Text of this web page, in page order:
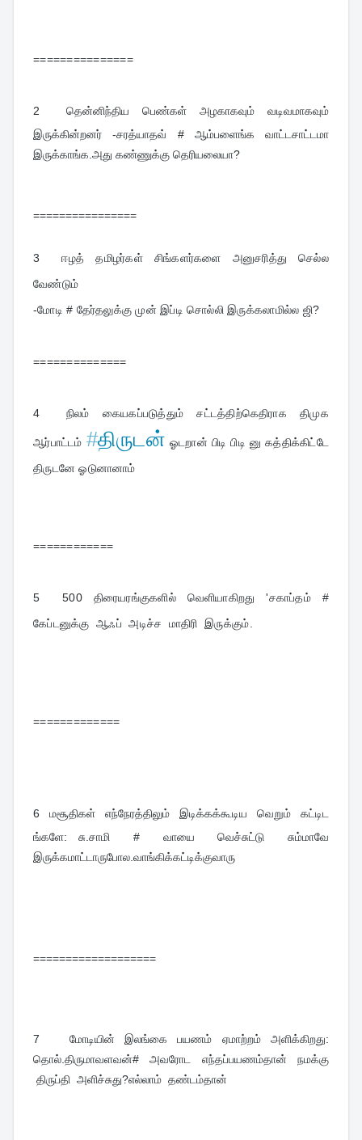
===============
2 தென்னிந்திய பெண்கள் அழகாகவும் வடிவமாகவும்
இருக்கின்றனர் -சரத்யாதவ் # ஆம்பளைங்க வாட்டசாட்டமா
இருக்காங்க.அது கண்ணுக்கு தெரியலையா?
================
3 ஈழத் தமிழர்கள் சிங்களர்களை அனுசரித்து செல்ல
வேண்டும்
-மோடி # தேர்தலுக்கு முன் இப்டி சொல்லி இருக்கலாமில்ல ஜி?
==============
4 நிலம் கையகப்படுத்தும் சட்டத்திற்கெதிராக திமுக
ஆர்பாட்டம் #திருடன் ஓடறான் பிடி பிடி னு கத்திக்கிட்டே
திருடனே ஓடுனானாம்
============
5 500 திரையரங்குகளில் வெளியாகிறது 'சகாப்தம் #
கேப்டனுக்கு  ஆஃப்  அடிச்ச  மாதிரி  இருக்கும்.
=============
6 மசூதிகள் எந்நேரத்திலும் இடிக்கக்கூடிய வெறும் கட்டிட
ங்களே: சு.சாமி # வாயை வெச்சுட்டு சும்மாவே
இருக்கமாட்டாருபோல.வாங்கிக்கட்டிக்குவாரு
===================
7 மோடியின் இலங்கை பயணம் ஏமாற்றம் அளிக்கிறது:
தொல்.திருமாவளவன்# அவரோட எந்தப்பயணம்தான் நமக்கு
திருப்தி அளிச்சுது?எல்லாம் தண்டம்தான்